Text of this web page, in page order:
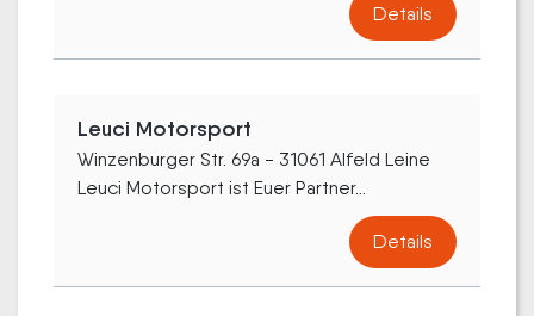
Details
Leuci Motorsport
Winzenburger Str. 69a - 31061 Alfeld Leine
Leuci Motorsport ist Euer Partner...
Details